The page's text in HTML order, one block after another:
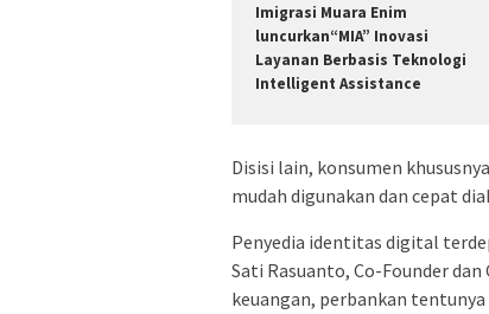
Imigrasi Muara Enim
luncurkan“MIA” Inovasi
Layanan Berbasis Teknologi
Intelligent Assistance
Disisi lain, konsumen
mudah digunakan dan cepat
Penyedia identitas digital
Sati Rasuanto, Co-Founder dan
keuangan, perbankan